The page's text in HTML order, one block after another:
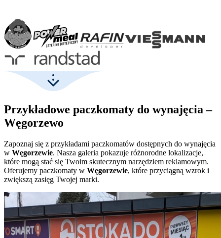
Przykładowe paczkomaty do wynajęcia –
Węgorzewo
Zapoznaj się z przykładami paczkomatów dostępnych do wynajęcia
w Węgorzewie. Nasza galeria pokazuje różnorodne lokalizacje,
które mogą stać się Twoim skutecznym narzędziem reklamowym.
Oferujemy paczkomaty w Węgorzewie, które przyciągną wzrok i
zwiększą zasięg Twojej marki.